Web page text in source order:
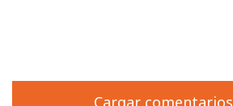
Cargar comentarios